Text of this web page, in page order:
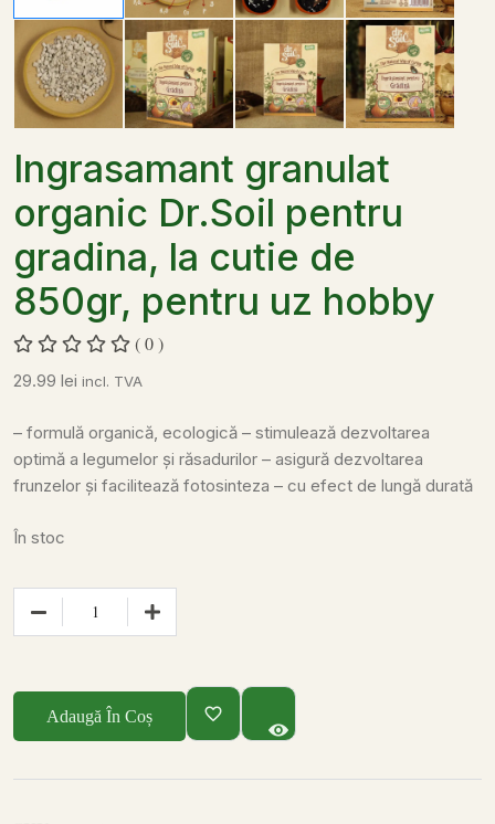
Ingrasamant granulat
organic Dr.Soil pentru
gradina, la cutie de
850gr, pentru uz hobby
( 0 )
29.99 lei incl. TVA
– formulă organică, ecologică – stimulează dezvoltarea
optimă a legumelor și răsadurilor – asigură dezvoltarea
frunzelor și facilitează fotosinteza – cu efect de lungă durată
În stoc
Adaugă În Coș